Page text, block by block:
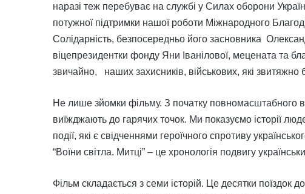
наразі теж перебуває на службі у Силах оборони
потужної підтримки нашої роботи Міжнародного
Солідарність, безпосередньо його засновника
віцепрезидентки фонду Яни Іванілової, мецената та
звичайно, наших захисників, військових, які
Не лише зйомки фільму. З початку повномасштабного
виїжджають до гарячих точок. Ми показуємо історії
події, які є свідченнями героїчного спротиву
“Воїни світла. Митці” – це хронологія подвигу
Фільм складається з семи історій. Це десятки поїздок